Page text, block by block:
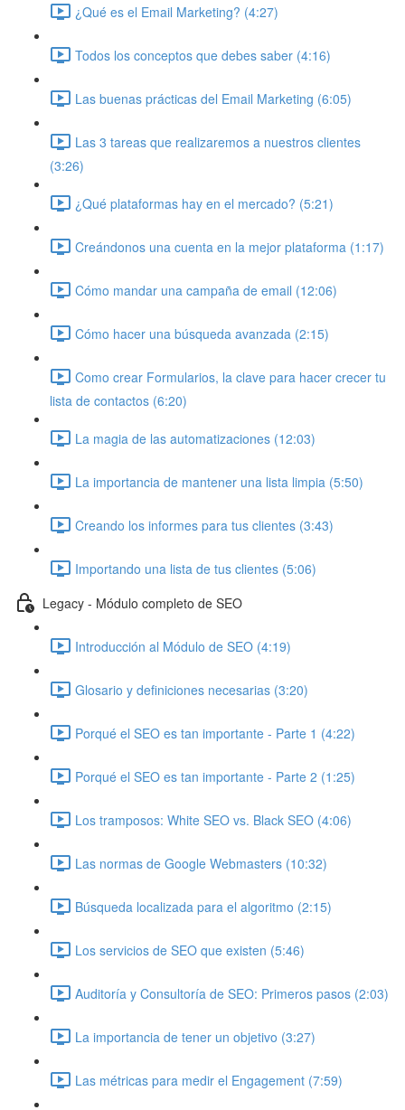
¿Qué es el Email Marketing? (4:27)
Todos los conceptos que debes saber (4:16)
Las buenas prácticas del Email Marketing (6:05)
Las 3 tareas que realizaremos a nuestros clientes
(3:26)
¿Qué plataformas hay en el mercado? (5:21)
Creándonos una cuenta en la mejor plataforma (1:17)
Cómo mandar una campaña de email (12:06)
Cómo hacer una búsqueda avanzada (2:15)
Como crear Formularios, la clave para hacer crecer tu
lista de contactos (6:20)
La magia de las automatizaciones (12:03)
La importancia de mantener una lista limpia (5:50)
Creando los informes para tus clientes (3:43)
Importando una lista de tus clientes (5:06)
Legacy - Módulo completo de SEO
Introducción al Módulo de SEO (4:19)
Glosario y definiciones necesarias (3:20)
Porqué el SEO es tan importante - Parte 1 (4:22)
Porqué el SEO es tan importante - Parte 2 (1:25)
Los tramposos: White SEO vs. Black SEO (4:06)
Las normas de Google Webmasters (10:32)
Búsqueda localizada para el algoritmo (2:15)
Los servicios de SEO que existen (5:46)
Auditoría y Consultoría de SEO: Primeros pasos (2:03)
La importancia de tener un objetivo (3:27)
Las métricas para medir el Engagement (7:59)